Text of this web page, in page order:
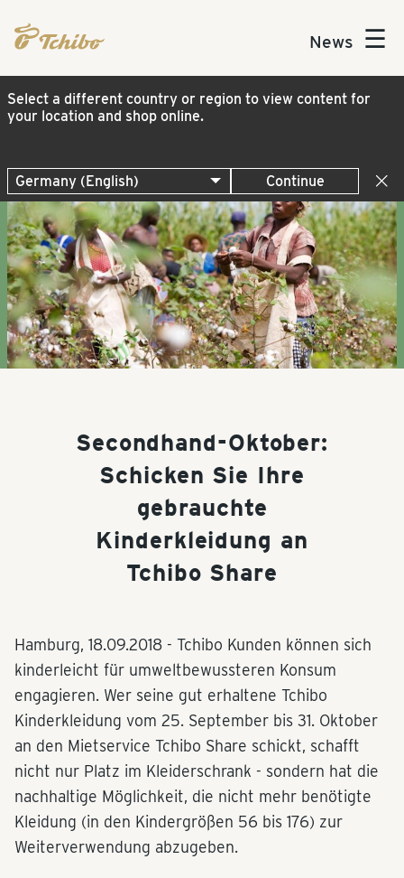
News ☰
Select a different country or region to view content for
your location and shop online.
Continue
Secondhand-Oktober:
Schicken Sie Ihre
gebrauchte
Kinderkleidung an
Tchibo Share
Hamburg, 18.09.2018 - Tchibo Kunden können sich
kinderleicht für umweltbewussteren Konsum
engagieren. Wer seine gut erhaltene Tchibo
Kinderkleidung vom 25. September bis 31. Oktober
an den Mietservice Tchibo Share schickt, schafft
nicht nur Platz im Kleiderschrank - sondern hat die
nachhaltige Möglichkeit, die nicht mehr benötigte
Kleidung (in den Kindergrößen 56 bis 176) zur
Weiterverwendung abzugeben.